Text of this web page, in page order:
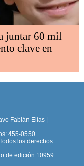
juntar 60 mil
clave en
Fabián Elías |
455-0550
los derechos
de edición 10959